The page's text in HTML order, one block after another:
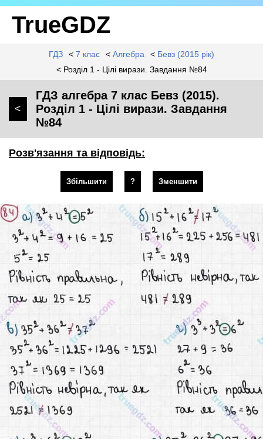
TrueGDZ
ГДЗ < 7 клас < Алгебра < Бевз (2015 рік)
< Розділ 1 - Цілі вирази. Завдання №84
<
ГДЗ алгебра 7 клас Бевз (2015).
Розділ 1 - Цілі вирази. Завдання
№84
Розв'язання та відповідь:
Збільшити ? Зменшити